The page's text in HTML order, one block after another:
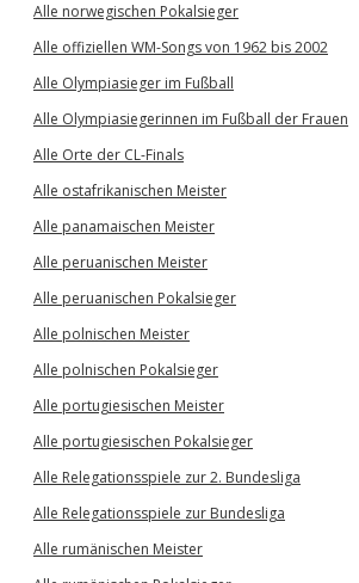
Alle norwegischen Pokalsieger
Alle offiziellen WM-Songs von 1962 bis 2002
Alle Olympiasieger im Fußball
Alle Olympiasiegerinnen im Fußball der Frauen
Alle Orte der CL-Finals
Alle ostafrikanischen Meister
Alle panamaischen Meister
Alle peruanischen Meister
Alle peruanischen Pokalsieger
Alle polnischen Meister
Alle polnischen Pokalsieger
Alle portugiesischen Meister
Alle portugiesischen Pokalsieger
Alle Relegationsspiele zur 2. Bundesliga
Alle Relegationsspiele zur Bundesliga
Alle rumänischen Meister